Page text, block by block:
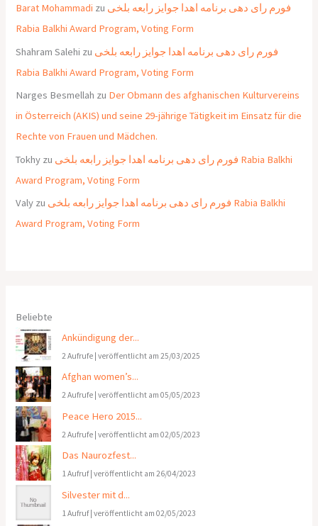
Barat Mohammadi zu فورم رای دهی برنامه اهدا جوایز رابعه بلخی
Rabia Balkhi Award Program, Voting Form
Shahram Salehi zu فورم رای دهی برنامه اهدا جوایز رابعه بلخی
Rabia Balkhi Award Program, Voting Form
Narges Besmellah zu Der Obmann des afghanischen Kulturvereins
in Österreich (AKIS) und seine 29-jährige Tätigkeit im Einsatz für die
Rechte von Frauen und Mädchen.
Tokhy zu فورم رای دهی برنامه اهدا جوایز رابعه بلخی Rabia Balkhi
Award Program, Voting Form
Valy zu فورم رای دهی برنامه اهدا جوایز رابعه بلخی Rabia Balkhi
Award Program, Voting Form
Beliebte
Ankündigung der...
2 Aufrufe |veröffentlicht am 25/03/2025
Afghan women’s...
2 Aufrufe |veröffentlicht am 05/05/2023
Peace Hero 2015...
2 Aufrufe |veröffentlicht am 02/05/2023
Das Naurozfest...
1 Aufruf|veröffentlicht am 26/04/2023
Silvester mit d...
1 Aufruf|veröffentlicht am 02/05/2023